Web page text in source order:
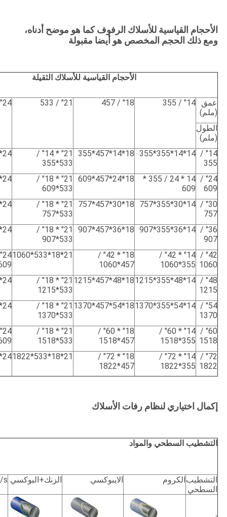
الأحجام القياسية للأسلاك الرفوف كما هو موضح أدناه،
ومع ذلك الحجم المخصص هو أيضا مقبولة
الأحجام القياسية للأسلاك الثقيلة
عمق
(ملم)
14" / 355
18" / 457
21" / 533
24" / 609
الطول
(ملم)
14" /
355
14*14*355*355
18*14*457*355
21" * 14" /
533*355
24*14*609*355
24" /
609
14 * 24 / 355 *
609
18*24*457*609
21" * 18" /
533*609
24*24*609*609
30" /
757
14*30*355*757
18*30*457*757
21" * 18" /
533*757
24*30*609*757
36" /
907
14*36*355*907
18*36*457*907
21" * 18" /
533*907
24*36*609*907
42" /
1060
14" * 42" /
355*1060
18" * 42" /
457*1060
21*18*533*1060
48" /
1215
14*48*355*1215
18*48*457*1215
21" * 18" /
533*1215
24*48*609*1215
54" /
1370
14*54*355*1370
18*54*457*1370
21" * 18" /
533*1370
24*54*609*1370
60" /
1518
14" * 60" /
355*1518
18" * 60" /
457*1518
21" * 18" /
533*1518
72" /
1822
14" * 72" /
355*1822
18" * 72" /
457*1822
21*18*533*1822
24*72*609*1822
إكمال اختياري لنظام رفات الأسلاك
التشطيب السطحي والمواد
التشطيب
السطحي
الكروم الايبوكسي الزنك+البوكسي s